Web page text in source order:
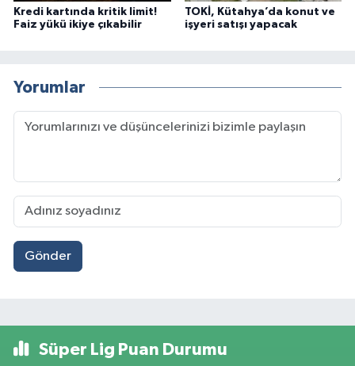
Kredi kartında kritik limit!
Faiz yükü ikiye çıkabilir
TOKİ, Kütahya’da konut ve
işyeri satışı yapacak
Yorumlar
Gönder
Süper Lig Puan Durumu